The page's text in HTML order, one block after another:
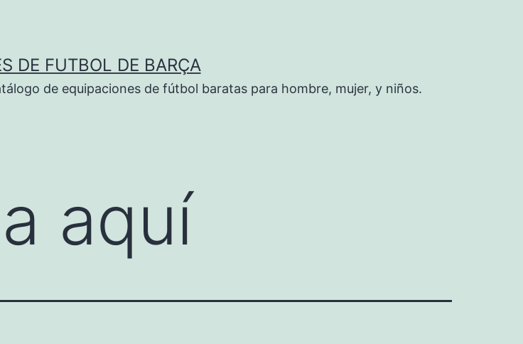
DE FUTBOL DE BARÇA
de equipaciones de fútbol baratas para hombre, mujer, y niños.
aquí